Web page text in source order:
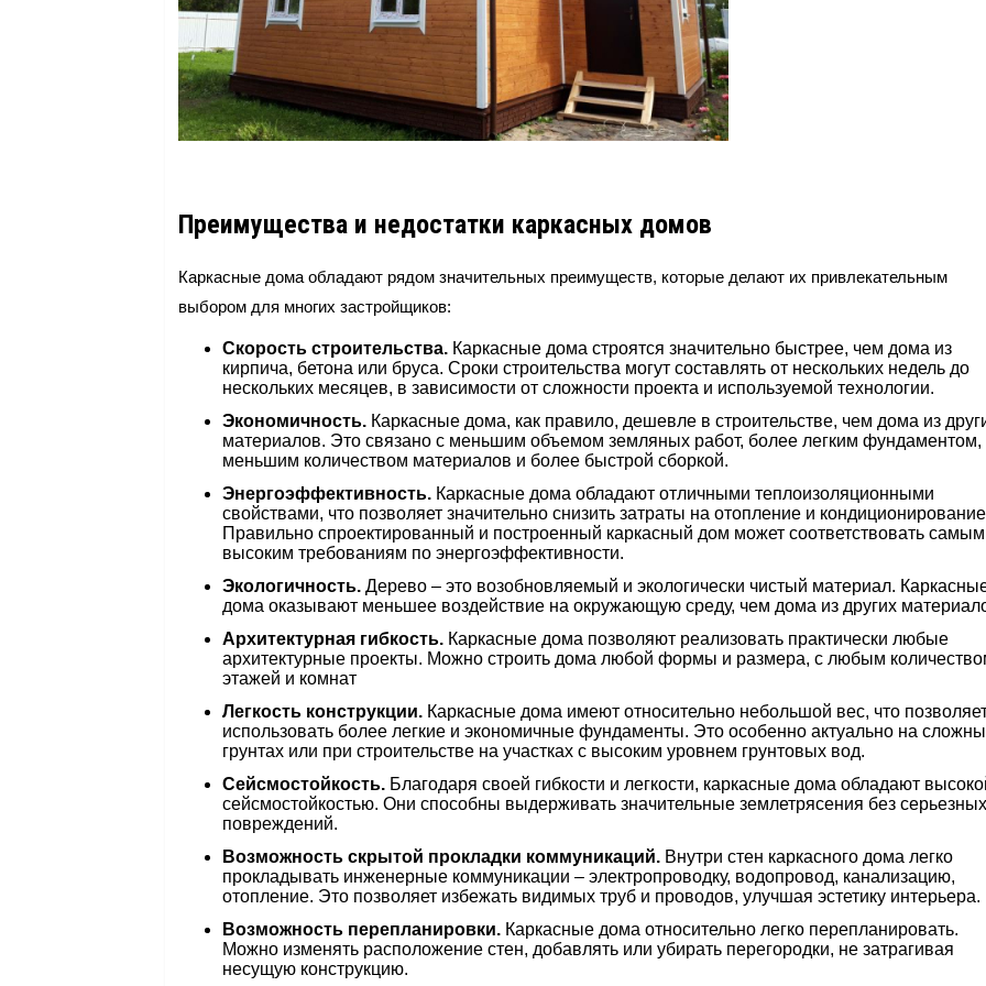
Преимущества и недостатки каркасных домов
Каркасные дома обладают рядом значительных преимуществ, которые делают их привлекательным
выбором для многих застройщиков:
Скорость строительства. Каркасные дома строятся значительно быстрее, чем дома из
кирпича, бетона или бруса. Сроки строительства могут составлять от нескольких недель до
нескольких месяцев, в зависимости от сложности проекта и используемой технологии.
Экономичность. Каркасные дома, как правило, дешевле в строительстве, чем дома из
материалов. Это связано с меньшим объемом земляных работ, более легким фундаментом,
меньшим количеством материалов и более быстрой сборкой.
Энергоэффективность. Каркасные дома обладают отличными теплоизоляционными
свойствами, что позволяет значительно снизить затраты на отопление и
Правильно спроектированный и построенный каркасный дом может соответствовать самым
высоким требованиям по энергоэффективности.
Экологичность. Дерево – это возобновляемый и экологически чистый материал.
дома оказывают меньшее воздействие на окружающую среду, чем дома из других
Архитектурная гибкость. Каркасные дома позволяют реализовать практически любые
архитектурные проекты. Можно строить дома любой формы и размера, с любым
этажей и комнат
Легкость конструкции. Каркасные дома имеют относительно небольшой вес, что
использовать более легкие и экономичные фундаменты. Это особенно актуально на
грунтах или при строительстве на участках с высоким уровнем грунтовых вод.
Сейсмостойкость. Благодаря своей гибкости и легкости, каркасные дома обладают
сейсмостойкостью. Они способны выдерживать значительные землетрясения без серьезных
повреждений.
Возможность скрытой прокладки коммуникаций. Внутри стен каркасного дома легко
прокладывать инженерные коммуникации – электропроводку, водопровод, канализацию,
отопление. Это позволяет избежать видимых труб и проводов, улучшая эстетику интерьера.
Возможность перепланировки. Каркасные дома относительно легко перепланировать.
Можно изменять расположение стен, добавлять или убирать перегородки, не затрагивая
несущую конструкцию.